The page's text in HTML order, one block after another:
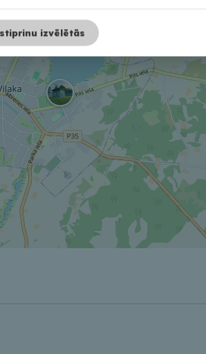
izvēlētās